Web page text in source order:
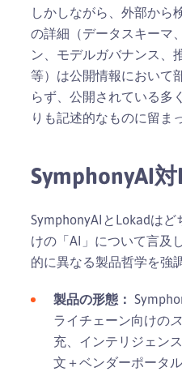
しかしながら、外部から
の詳細（データスキーマ
ン、モデルガバナンス、
等）は公開情報において
らず、公開されている多
りも記述的なものに留ま
SymphonyAI
SymphonyAIとLokadは
けの「AI」について言及
的に異なる製品哲学を強
製品の形態：
ライチェーン向けの
充、インテリジェン
文＋ベンダーポータ